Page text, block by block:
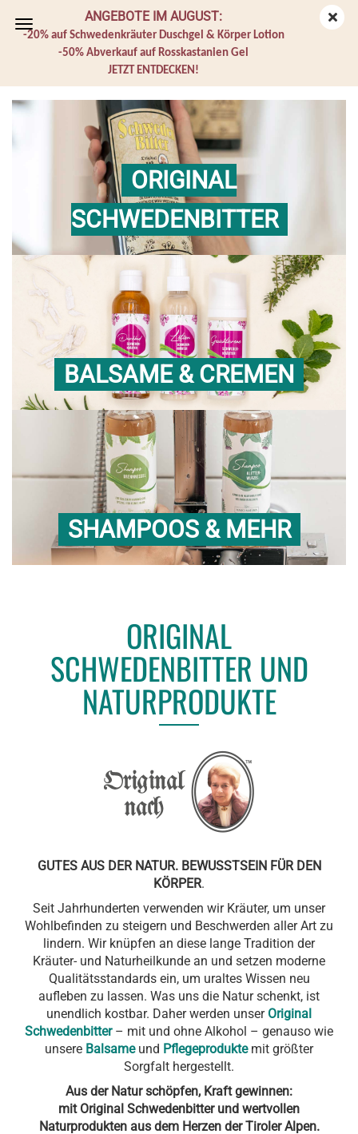
ANGEBOTE IM AUGUST:
-20% auf Schwedenkräuter Duschgel & Körper Lotion
-50% Abverkauf auf Rosskastanien Gel
JETZT ENTDECKEN!
ORIGINAL
SCHWEDENBITTER
BALSAME & CREMEN
SHAMPOOS & MEHR
ORIGINAL
SCHWEDENBITTER UND
NATURPRODUKTE
GUTES AUS DER NATUR. BEWUSSTSEIN FÜR DEN
KÖRPER.
Seit Jahrhunderten verwenden wir Kräuter, um unser
Wohlbefinden zu steigern und Beschwerden aller Art zu
lindern. Wir knüpfen an diese lange Tradition der
Kräuter- und Naturheilkunde an und setzen moderne
Qualitätsstandards ein, um uraltes Wissen neu
aufleben zu lassen. Was uns die Natur schenkt, ist
unendlich kostbar. Daher werden unser Original
Schwedenbitter– mit und ohne Alkohol – genauso wie
unsere Balsameund Pflegeproduktemit größter
Sorgfalt hergestellt.
Aus der Natur schöpfen, Kraft gewinnen:
mit Original Schwedenbitter und wertvollen
Naturprodukten aus dem Herzen der Tiroler Alpen.